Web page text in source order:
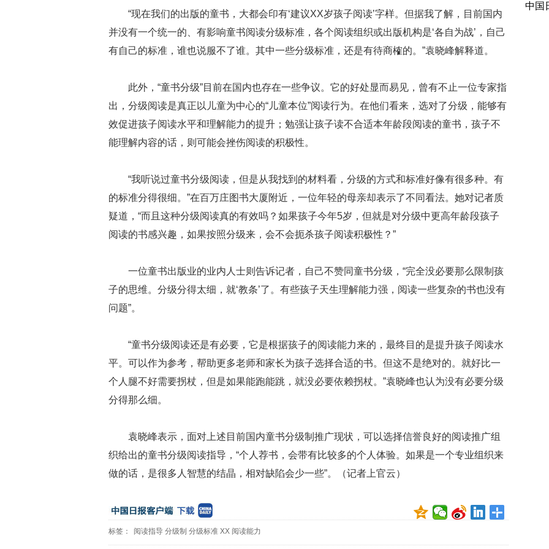
“现在我们的出版的童书，大都会印有‘建议XX岁孩子阅读’字样。但据我了解，目前国内
并没有一个统一的、有影响童书阅读分级标准，各个阅读组织或出版机构是‘各自为战’，自己
有自己的标准，谁也说服不了谁。其中一些分级标准，还是有待商榷的。”袁晓峰解释道。
此外，“童书分级”目前在国内也存在一些争议。它的好处显而易见，曾有不止一位专家指
出，分级阅读是真正以儿童为中心的“儿童本位”阅读行为。在他们看来，选对了分级，能够有
效促进孩子阅读水平和理解能力的提升；勉强让孩子读不合适本年龄段阅读的童书，孩子不
能理解内容的话，则可能会挫伤阅读的积极性。
“我听说过童书分级阅读，但是从我找到的材料看，分级的方式和标准好像有很多种。有
的标准分得很细。”在百万庄图书大厦附近，一位年轻的母亲却表示了不同看法。她对记者质
疑道，“而且这种分级阅读真的有效吗？如果孩子今年5岁，但就是对分级中更高年龄段孩子
阅读的书感兴趣，如果按照分级来，会不会扼杀孩子阅读积极性？”
一位童书出版业的业内人士则告诉记者，自己不赞同童书分级，“完全没必要那么限制孩
子的思维。分级分得太细，就‘教条’了。有些孩子天生理解能力强，阅读一些复杂的书也没有
问题”。
“童书分级阅读还是有必要，它是根据孩子的阅读能力来的，最终目的是提升孩子阅读水
平。可以作为参考，帮助更多老师和家长为孩子选择合适的书。但这不是绝对的。就好比一
个人腿不好需要拐杖，但是如果能跑能跳，就没必要依赖拐杖。”袁晓峰也认为没有必要分级
分得那么细。
袁晓峰表示，面对上述目前国内童书分级制推广现状，可以选择信誉良好的阅读推广组
织给出的童书分级阅读指导，“个人荐书，会带有比较多的个人体验。如果是一个专业组织来
做的话，是很多人智慧的结晶，相对缺陷会少一些”。（记者上官云）
标签： 阅读指导 分级制 分级标准 XX 阅读能力
中国